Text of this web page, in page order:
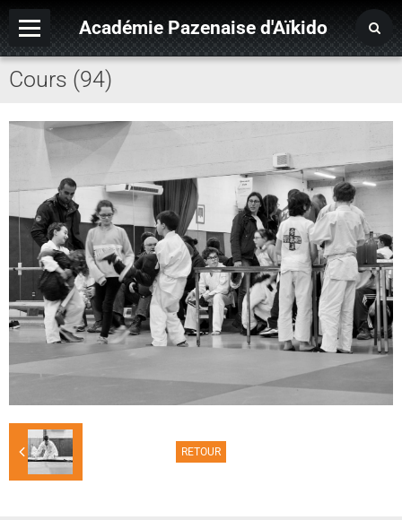
Académie Pazenaise d'Aïkido
Contact
Album photo
Cours (94)
RETOUR